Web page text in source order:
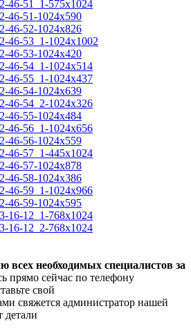
всех необходимых специалистов за
прямо сейчас по телефону
свой
свяжется администратор нашей
детали